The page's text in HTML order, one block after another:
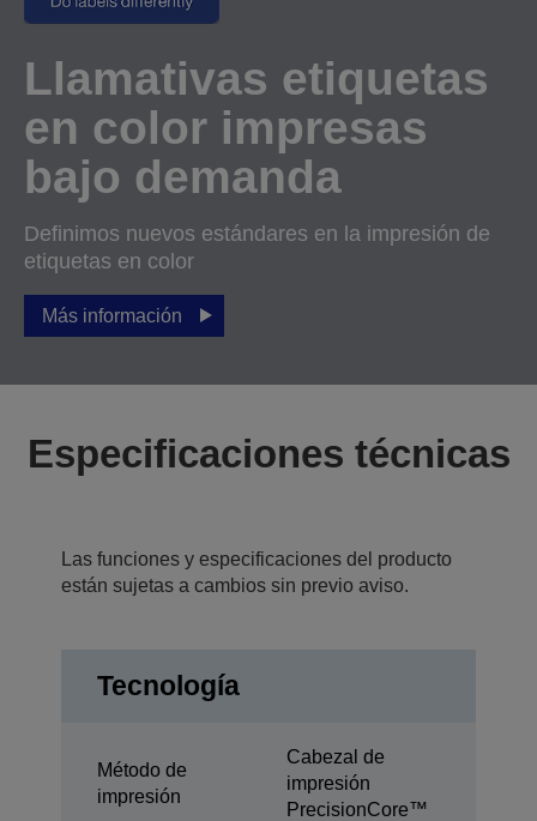
Llamativas etiquetas
en color impresas
bajo demanda
Definimos nuevos estándares en la impresión de
etiquetas en color
Más información
Especificaciones técnicas
Las funciones y especificaciones del producto
están sujetas a cambios sin previo aviso.
Tecnología
Método de
impresión
Cabezal de
impresión
PrecisionCore™